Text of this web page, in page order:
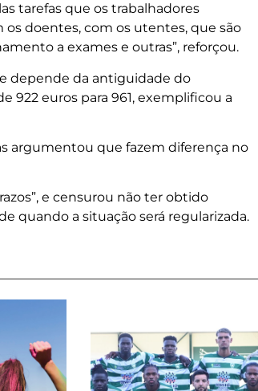
tarefas que os trabalhadores
doentes, com os utentes, que são
a exames e outras”, reforçou.
depende da antiguidade do
922 euros para 961, exemplificou a
argumentou que fazem diferença no
e censurou não ter obtido
quando a situação será regularizada.